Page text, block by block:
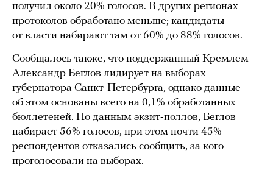
получил около 20% голосов. В других регионах
протоколов обработано меньше; кандидаты
от власти набирают там от 60% до 88% голосов.
Сообщалось также, что поддержанный Кремлем
Александр Беглов лидирует на выборах
губернатора Санкт-Петербурга, однако данные
об этом основаны всего на 0,1% обработанных
бюллетеней. По данным экзит-поллов, Беглов
набирает 56% голосов, при этом почти 45%
респондентов отказались сообщить, за кого
проголосовали на выборах.